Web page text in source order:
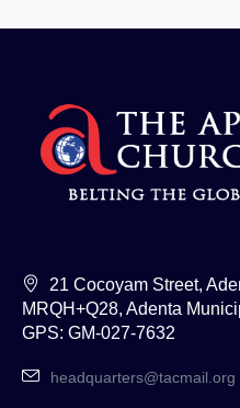
21 Cocoyam Street,
MRQH+Q28, Adenta
GPS: GM-027-7632
headquarters@tacmail.org